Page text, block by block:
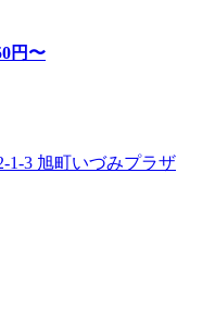
円〜
1-3 旭町いづみプラザ